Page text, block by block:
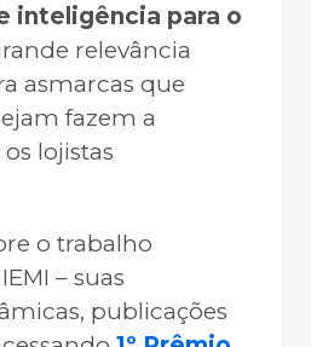
inteligência para o
relevância
asmarcas que
fazem a
lojistas
o trabalho
– suas
publicações